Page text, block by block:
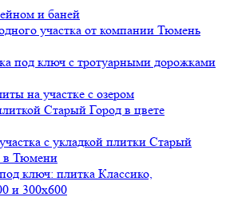
и баней
участка от компании Тюмень
под ключ с тротуарными дорожками
на участке с озером
Старый Город в цвете
с укладкой плитки Старый
в Тюмени
ключ: плитка Классико,
и 300х600